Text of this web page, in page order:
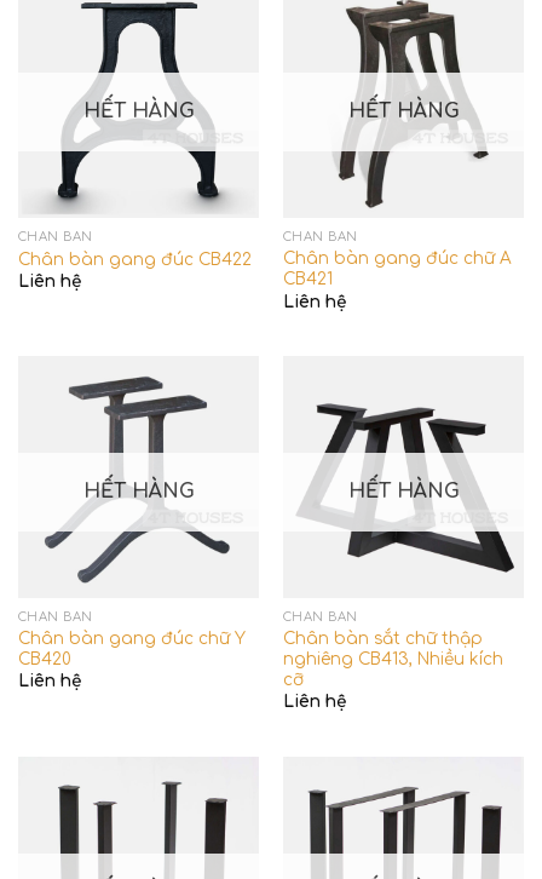
HẾT HÀNG
CHÂN BÀN
Chân bàn gang đúc CB422
Liên hệ
HẾT HÀNG
CHÂN BÀN
Chân bàn gang đúc chữ A
CB421
Liên hệ
HẾT HÀNG
CHÂN BÀN
Chân bàn gang đúc chữ Y
CB420
Liên hệ
HẾT HÀNG
CHÂN BÀN
Chân bàn sắt chữ thập
nghiêng CB413, Nhiều kích
cỡ
Liên hệ